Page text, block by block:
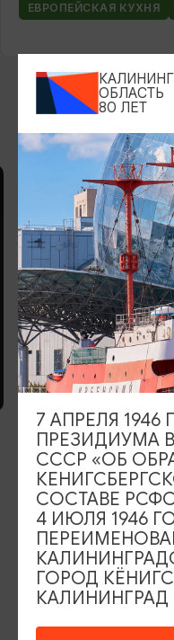
ЕВРОПЕЙСКАЯ КУХНЯ
ВОЗМОЖНО ВАС
КАФЕ
Кафе «Чулан»
Вс-Пт: 11:00-21:00,
Правдинск
ИЩИТЕ ТАКЖЕ
ОБЛАСТЬ
80 ЛЕТ
7 АПРЕЛЯ
ПРЕЗИДИУМА
СССР «ОБ
СОСТАВЕ
4 ИЮЛЯ 1946
ГОРОД
КАЛИНИНГРАД